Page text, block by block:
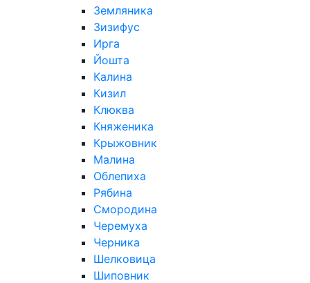
Земляника
Зизифус
Ирга
Йошта
Калина
Кизил
Клюква
Княженика
Крыжовник
Малина
Облепиха
Рябина
Смородина
Черемуха
Черника
Шелковица
Шиповник